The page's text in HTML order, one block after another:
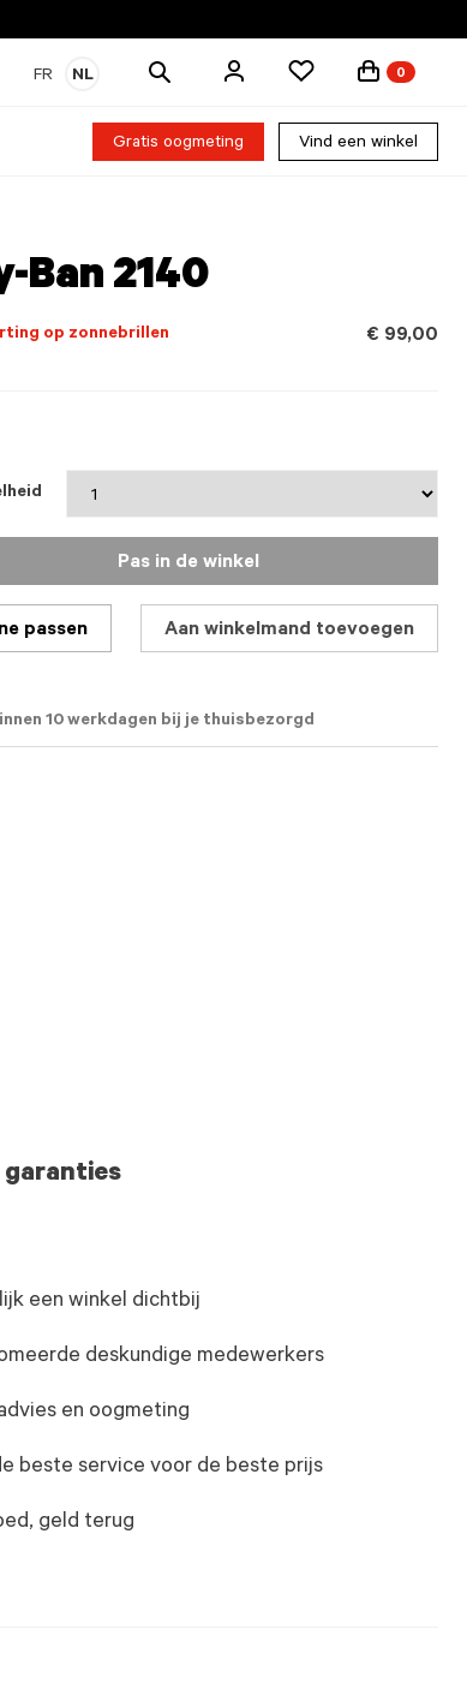
FR NL
Zoek
0
Gratis oogmeting Vind een winkel
Ban 2140
op zonnebrillen € 99,00
Pas in de winkel
passen Aan winkelmand toevoegen
10 werkdagen bij je thuisbezorgd
garanties
een winkel dichtbij
deskundige medewerkers
en oogmeting
beste service voor de beste prijs
geld terug